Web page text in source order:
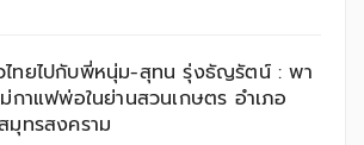
ทยไปกับพี่หนุ่ม-สุทน รุ่งธัญรัตน์ : พา
กาแฟพ่อในย่านสวนเกษตร อำเภอ
ทรสงคราม